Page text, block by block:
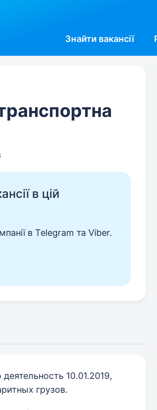
Знайти вакансії
в цій
в Telegram та Viber.
10.01.2019,
грузов.